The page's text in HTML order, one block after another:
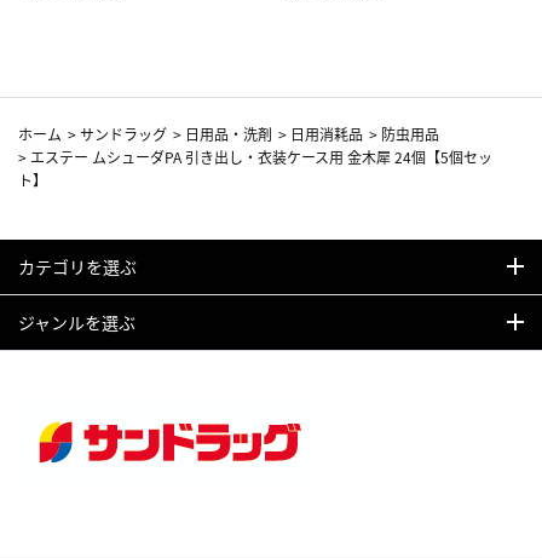
ホーム >サンドラッグ > 日用品・洗剤 > 日用消耗品 > 防虫用品
> エステー ムシューダPA 引き出し・衣装ケース用 金木犀 24個【5個セッ
ト】
カテゴリを選ぶ
ジャンルを選ぶ